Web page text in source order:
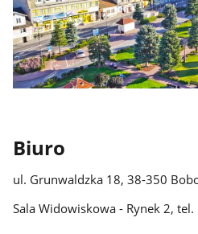
Biuro
ul. Grunwaldzka 18, 38-350
Sala Widowiskowa - Rynek 2,